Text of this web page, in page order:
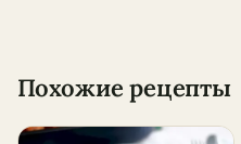
Похожие рецепты